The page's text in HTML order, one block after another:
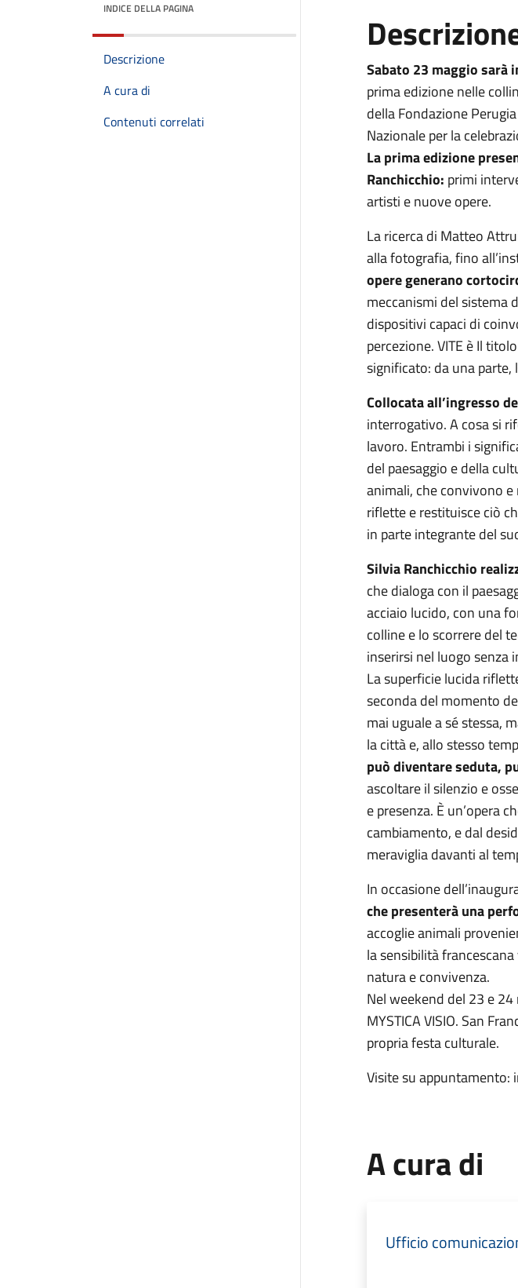
INDICE DELLA PAGINA
Descrizione
A cura di
Contenuti correlati
Sabato 23 maggio sarà
prima edizione nelle
della Fondazione
Nazionale per la
La prima edizione
Ranchicchio: primi
artisti e nuove opere.
La ricerca di Matteo
alla fotografia, fino
opere generano
meccanismi del sistema
dispositivi capaci di
percezione. VITE è Il
significato: da una parte,
Collocata all’ingresso
interrogativo. A cosa si
lavoro. Entrambi i
del paesaggio e della
animali, che convivono e
riflette e restituisce ciò
in parte integrante del
Silvia Ranchicchio
che dialoga con il
acciaio lucido, con una
colline e lo scorrere del
inserirsi nel luogo senza
La superficie lucida
seconda del momento
mai uguale a sé stessa,
la città e, allo stesso
può diventare seduta,
ascoltare il silenzio e
e presenza. È un’opera
cambiamento, e dal
meraviglia davanti al
In occasione
che presenterà una
accoglie animali
la sensibilità
natura e convivenza.
Nel weekend del 23 e
MYSTICA VISIO. San
propria festa culturale.
Visite su
A cura di
Ufficio